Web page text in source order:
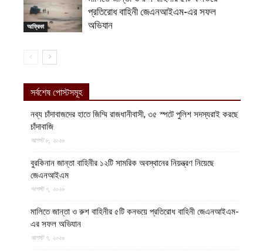
আফ্রিকা
প্রতিরোধ বাহিনী জেএনআইএম-এর সফল
অভিযান
সর্বশেষ পোস্টসমূহ
নব্য চাঁদাবাজদের হাতে জিম্মি রাজধানীবাসী, ৩৫ স্পটে পুলিশ সদস্যরাই করছে
চাঁদাবাজি
আগস্ট ৮, ২০২৬
বুরকিনান জান্তা বাহিনীর ১২টি সামরিক অবস্থানের নিয়ন্ত্রণ নিয়েছে
জেএনআইএম
আগস্ট ৭, ২০২৬
মালিতে জান্তা ও রুশ বাহিনীর ৫টি কনভয়ে প্রতিরোধ বাহিনী জেএনআইএম-
এর সফল অভিযান
আগস্ট ৭, ২০২৬